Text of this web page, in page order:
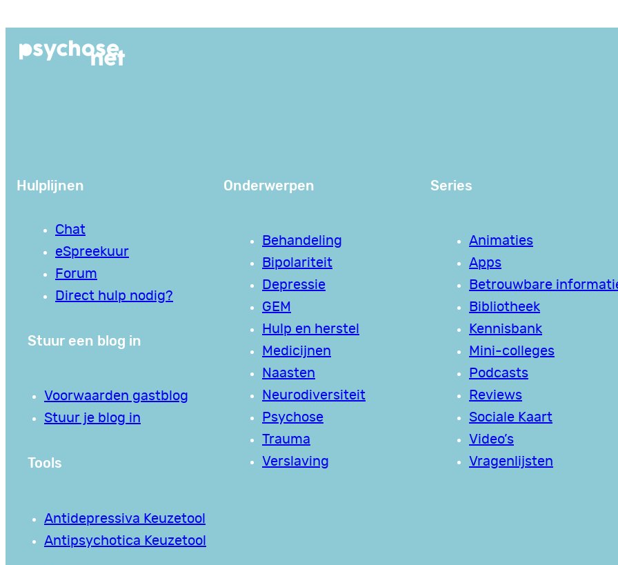
de
Hulplijnen
Chat
eSpreekuur
Forum
Direct hulp nodig?
Stuur een blog in
Voorwaarden gastblog
Stuur je blog in
Tools
Antidepressiva Keuzetool
Antipsychotica Keuzetool
Onderwerpen
Behandeling
Bipolariteit
Depressie
GEM
Hulp en herstel
Medicijnen
Naasten
Neurodiversiteit
Psychose
Trauma
Verslaving
Series
Animaties
Apps
Betrouwbare
Bibliotheek
Kennisbank
Mini-colleges
Podcasts
Reviews
Sociale Kaart
Video’s
Vragenlijsten